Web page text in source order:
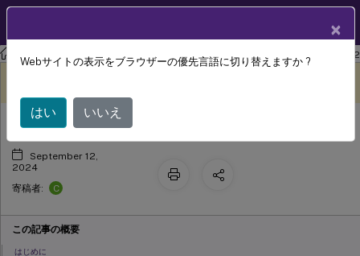
ワークスペース環境管理 Workspace Environment Management 2402
環境のアップグレード
September 12,
2024
寄稿者:
C
この記事の概要
はじめに
×
Webサイトの表示をブラウザーの優先言語に切り替えますか ?
はい いいえ